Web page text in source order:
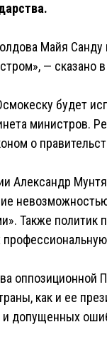
Майя Санду
— сказано
будет
министров.
о
Александр
Также политик
оппозиционной
как и ее
и допущенных